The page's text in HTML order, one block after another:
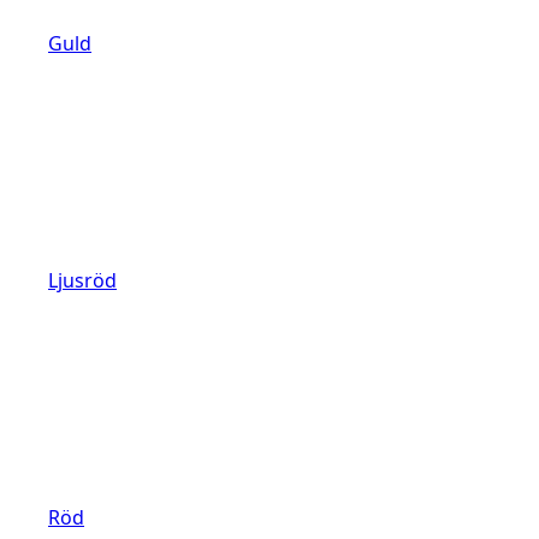
Guld
Ljusröd
Röd